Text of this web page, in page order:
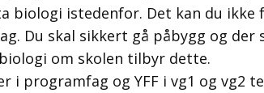
biologi istedenfor. Det kan du
Du skal sikkert gå påbygg og
om skolen tilbyr dette.
i programfag og YFF i vg1 og vg2